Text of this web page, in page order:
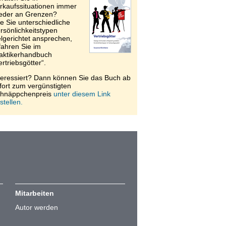
immer
an Grenzen?
Sie unterschiedliche
ansprechen,
Sie im
Dann können Sie das Buch ab
zum vergünstigten
unter diesem Link
Mitarbeiten
Autor werden